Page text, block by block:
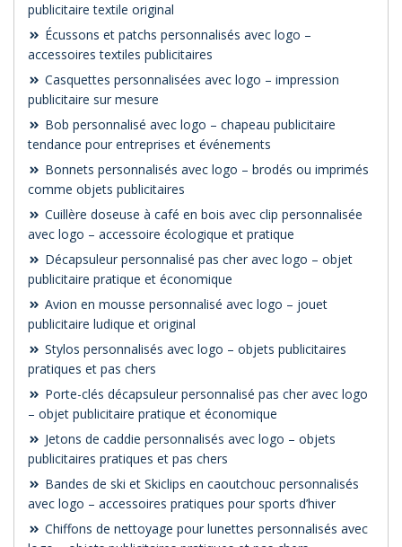
publicitaire textile original
Écussons et patchs personnalisés avec logo –
accessoires textiles publicitaires
Casquettes personnalisées avec logo – impression
publicitaire sur mesure
Bob personnalisé avec logo – chapeau publicitaire
tendance pour entreprises et événements
Bonnets personnalisés avec logo – brodés ou imprimés
comme objets publicitaires
Cuillère doseuse à café en bois avec clip personnalisée
avec logo – accessoire écologique et pratique
Décapsuleur personnalisé pas cher avec logo – objet
publicitaire pratique et économique
Avion en mousse personnalisé avec logo – jouet
publicitaire ludique et original
Stylos personnalisés avec logo – objets publicitaires
pratiques et pas chers
Porte-clés décapsuleur personnalisé pas cher avec logo
– objet publicitaire pratique et économique
Jetons de caddie personnalisés avec logo – objets
publicitaires pratiques et pas chers
Bandes de ski et Skiclips en caoutchouc personnalisés
avec logo – accessoires pratiques pour sports d’hiver
Chiffons de nettoyage pour lunettes personnalisés avec